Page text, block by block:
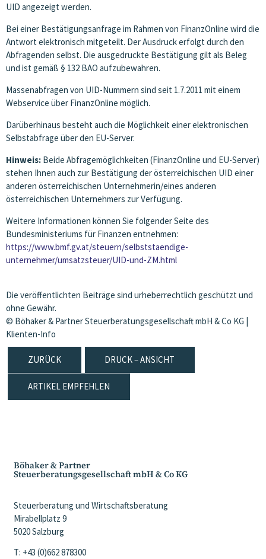
UID angezeigt werden.
Bei einer Bestätigungsanfrage im Rahmen von FinanzOnline wird die
Antwort elektronisch mitgeteilt. Der Ausdruck erfolgt durch den
Abfragenden selbst. Die ausgedruckte Bestätigung gilt als Beleg
und ist gemäß § 132 BAO aufzubewahren.
Massenabfragen von UID-Nummern sind seit 1.7.2011 mit einem
Webservice über FinanzOnline möglich.
Darüberhinaus besteht auch die Möglichkeit einer elektronischen
Selbstabfrage über den EU-Server.
Hinweis: Beide Abfragemöglichkeiten (FinanzOnline und EU-Server)
stehen Ihnen auch zur Bestätigung der österreichischen UID einer
anderen österreichischen Unternehmerin/eines anderen
österreichischen Unternehmers zur Verfügung.
Weitere Informationen können Sie folgender Seite des
Bundesministeriums für Finanzen entnehmen:
https://www.bmf.gv.at/steuern/selbststaendige-
unternehmer/umsatzsteuer/UID-und-ZM.html
Die veröffentlichten Beiträge sind urheberrechtlich geschützt und
ohne Gewähr.
© Böhaker & Partner Steuerberatungsgesellschaft mbH & Co KG |
Klienten-Info
ZURÜCK DRUCK – ANSICHT
ARTIKEL EMPFEHLEN
Böhaker & Partner
Steuerberatungsgesellschaft mbH & Co KG
Steuerberatung und Wirtschaftsberatung
Mirabellplatz 9
5020 Salzburg
T: +43 (0)662 878300